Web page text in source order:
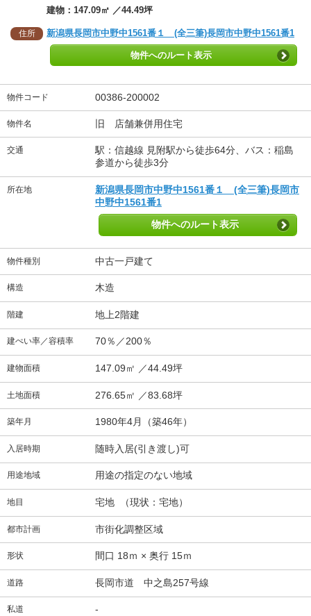
建物：147.09㎡ ／44.49坪
住所 新潟県長岡市中野中1561番１ (全三筆)長岡市中野中1561番1
物件へのルート表示
物件コード 00386-200002
物件名 旧 店舗兼併用住宅
交通
駅：信越線 見附駅から徒歩64分、バス：稲島
参道から徒歩3分
所在地
新潟県長岡市中野中1561番１ (全三筆)長岡市
中野中1561番1
物件へのルート表示
物件種別 中古一戸建て
構造 木造
階建 地上2階建
建ぺい率／容積率 70％／200％
建物面積 147.09㎡ ／44.49坪
土地面積 276.65㎡ ／83.68坪
築年月 1980年4月（築46年）
入居時期 随時入居(引き渡し)可
用途地域 用途の指定のない地域
地目 宅地 （現状：宅地）
都市計画 市街化調整区域
形状 間口 18ｍ × 奥行 15ｍ
道路 長岡市道 中之島257号線
私道 -